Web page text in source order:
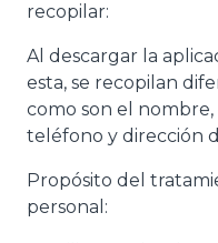
recopilar:
Al descargar la
esta, se recopilan
como son el
teléfono y dirección
Propósito del
personal: